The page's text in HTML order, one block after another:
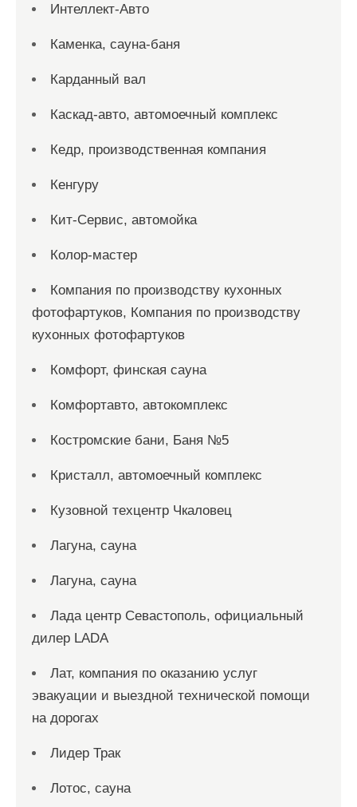
Интеллект-Авто
Каменка, сауна-баня
Карданный вал
Каскад-авто, автомоечный комплекс
Кедр, производственная компания
Кенгуру
Кит-Сервис, автомойка
Колор-мастер
Компания по производству кухонных
фотофартуков, Компания по производству
кухонных фотофартуков
Комфорт, финская сауна
Комфортавто, автокомплекс
Костромские бани, Баня №5
Кристалл, автомоечный комплекс
Кузовной техцентр Чкаловец
Лагуна, сауна
Лагуна, сауна
Лада центр Севастополь, официальный
дилер LADA
Лат, компания по оказанию услуг
эвакуации и выездной технической помощи
на дорогах
Лидер Трак
Лотос, сауна